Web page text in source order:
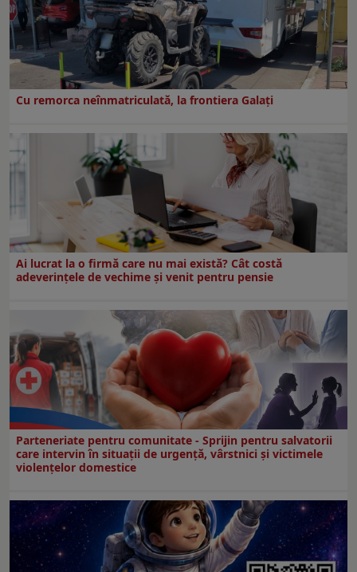
Cu remorca neînmatriculată, la frontiera Galați
Ai lucrat la o firmă care nu mai există? Cât costă
adeverințele de vechime și venit pentru pensie
Parteneriate pentru comunitate - Sprijin pentru salvatorii
care intervin în situații de urgență, vârstnici și victimele
violențelor domestice